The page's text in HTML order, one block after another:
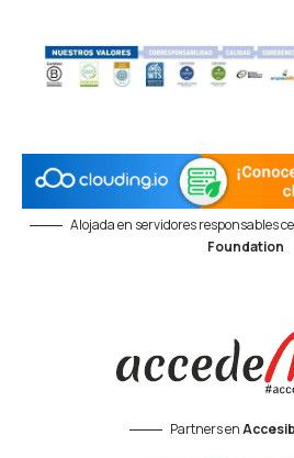
Alojada en servidores responsables
Foundation
Partners en